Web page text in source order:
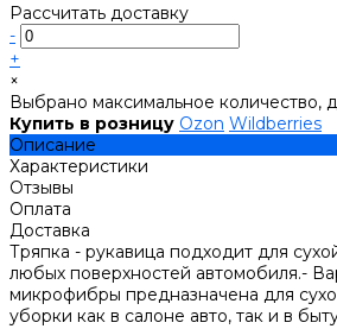
Рассчитать доставку
-
+
×
Выбрано максимальное количество,
Купить в розницу Ozon Wildberries
Описание
Характеристики
Отзывы
Оплата
Доставка
Тряпка - рукавица подходит для
любых поверхностей автомобиля.-
микрофибры предназначена для
уборки как в салоне авто, так и в